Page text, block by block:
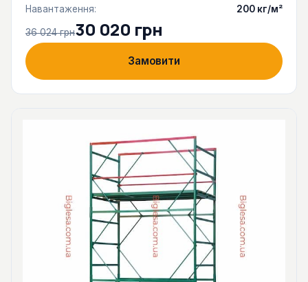
Навантаження:
200 кг/м²
36 024 грн30 020 грн
Замовити